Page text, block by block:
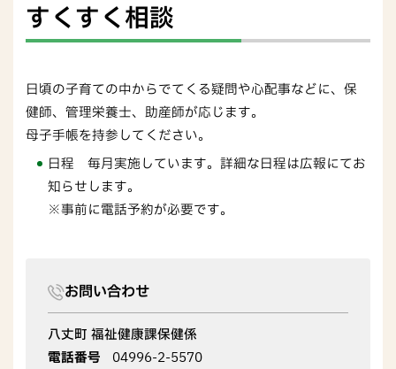
すくすく相談
日頃の子育ての中からでてくる疑問や心配事などに、保
健師、管理栄養士、助産師が応じます。
母子手帳を持参してください。
日程 毎月実施しています。詳細な日程は広報にてお
知らせします。
※事前に電話予約が必要です。
お問い合わせ
八丈町 福祉健康課保健係
電話番号
04996-2-5570